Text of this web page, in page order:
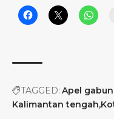
TAGGED: Apel
Kalimantan tengah